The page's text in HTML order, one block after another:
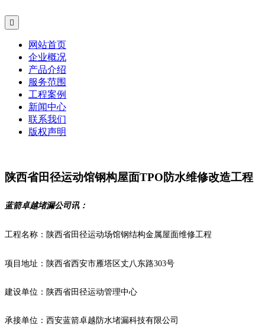

网站首页
企业概况
产品介绍
服务范围
工程案例
新闻中心
联系我们
版权声明
陕西省田径运动馆钢构屋面TPO防水维修改造工程
蓝箭卓越堵漏公司讯：
工程名称：陕西省田径运动场馆钢结构金属屋面维修工程
项目地址：陕西省西安市雁塔区丈八东路303号
建设单位：陕西省田径运动管理中心
承接单位：西安蓝箭卓越防水堵漏科技有限公司